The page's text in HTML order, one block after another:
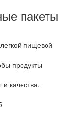
пакеты
пищевой
продукты
качества.